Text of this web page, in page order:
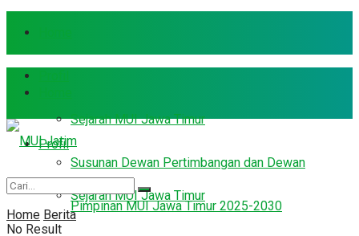
Sejarah MUI Jawa Timur
Susunan Dewan Pertimbangan dan Dewan
Pimpinan MUI Jawa Timur 2025-2030
Profil
Sejarah MUI Jawa Timur
No Result
Home Berita